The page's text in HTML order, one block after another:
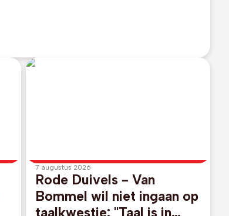
7 augustus 2026
Rode Duivels - Van
Bommel wil niet ingaan op
taalkwestie: "Taal is in